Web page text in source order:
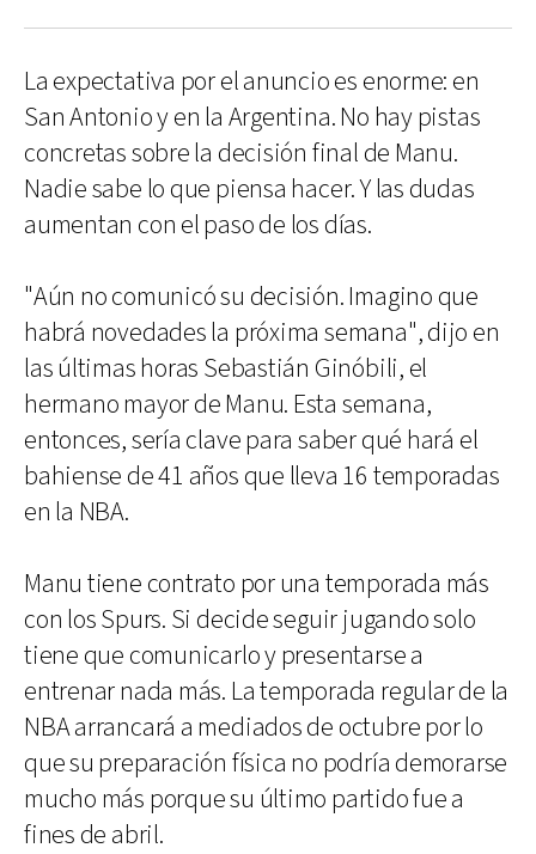
La expectativa por el anuncio es enorme: en
San Antonio y en la Argentina. No hay pistas
concretas sobre la decisión final de Manu.
Nadie sabe lo que piensa hacer. Y las dudas
aumentan con el paso de los días.
"Aún no comunicó su decisión. Imagino que
habrá novedades la próxima semana", dijo en
las últimas horas Sebastián Ginóbili, el
hermano mayor de Manu. Esta semana,
entonces, sería clave para saber qué hará el
bahiense de 41 años que lleva 16 temporadas
en la NBA.
Manu tiene contrato por una temporada más
con los Spurs. Si decide seguir jugando solo
tiene que comunicarlo y presentarse a
entrenar nada más. La temporada regular de la
NBA arrancará a mediados de octubre por lo
que su preparación física no podría demorarse
mucho más porque su último partido fue a
fines de abril.